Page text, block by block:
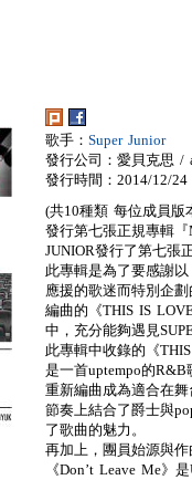
歌手： Super Junior
發行公司：愛貝克思 /
發行時間：2014/12/24
(共10種類 每位成員版
發行第七張正規專輯
JUNIOR發行了第七張
此專輯是為了要感謝
應援的歌迷而特別企
編曲的《THIS IS
中，充分能夠遇見
此專輯中收錄的《
是一首uptempo的
重新編曲成為適合在
節奏上結合了爵士與
了歌曲的魅力。
再加上，團員始源與
《Don’t Leave Me》